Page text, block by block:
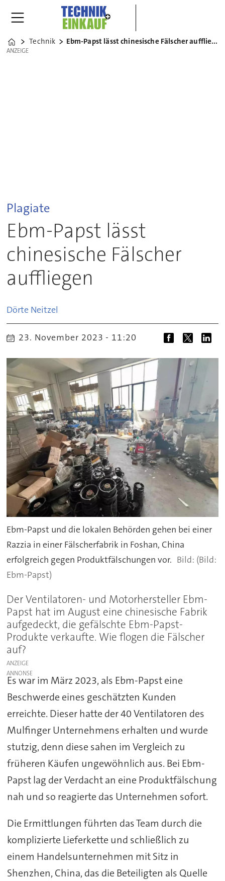
Home
Technik Ebm-Papst lässt chinesische Fälscher auffliegen
ANZEIGE
ANZEIGE
Plagiate
Ebm-Papst lässt
chinesische Fälscher
auffliegen
Dörte Neitzel
23. November 2023 - 11:20
Ebm-Papst und die lokalen Behörden gehen bei einer
Razzia in einer Fälscherfabrik in Foshan, China
erfolgreich gegen Produktfälschungen vor.
(Bild:
Ebm-Papst)
Der Ventilatoren- und Motorhersteller Ebm-
Papst hat im August eine chinesische Fabrik
aufgedeckt, die gefälschte Ebm-Papst-
Produkte verkaufte. Wie flogen die Fälscher
auf?
ANZEIGE
Es war im März 2023, als Ebm-Papst eine
Beschwerde eines geschätzten Kunden
erreichte. Dieser hatte der 40 Ventilatoren des
Mulfinger Unternehmens erhalten und wurde
stutzig, denn diese sahen im Vergleich zu
früheren Käufen ungewöhnlich aus. Bei Ebm-
Papst lag der Verdacht an eine Produktfälschung
nah und so reagierte das Unternehmen sofort.
Die Ermittlungen führten das Team durch die
komplizierte Lieferkette und schließlich zu
einem Handelsunternehmen mit Sitz in
Shenzhen, China, das die Beteiligten als Quelle